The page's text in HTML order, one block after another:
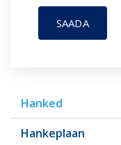
Hanked
Hankeplaan
SAADA